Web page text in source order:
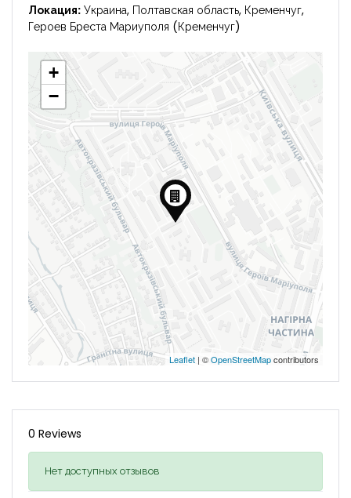
Локация: Украина, Полтавская область, Кременчуг,
Героев Бреста Мариуполя (Кременчуг)
+
−
Leaflet | ©OpenStreetMapcontributors
0 Reviews
Нет доступных отзывов